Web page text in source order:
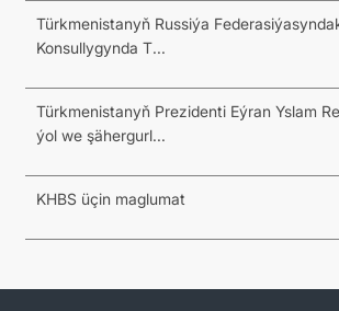
Türkmenistanyň Russiýa
Konsullygynda T...
Türkmenistanyň Prezidenti Eýran Yslam
ýol we şähergurl...
KHBS üçin maglumat